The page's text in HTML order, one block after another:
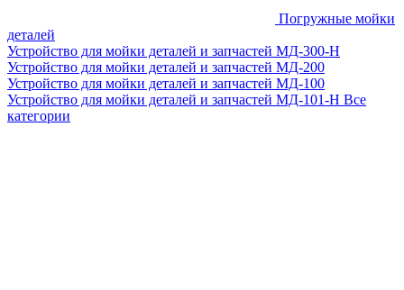
Погружные мойки
деталей
Устройство для мойки деталей и запчастей МД-300-H
Устройство для мойки деталей и запчастей МД-200
Устройство для мойки деталей и запчастей МД-100
Устройство для мойки деталей и запчастей МД-101-Н Все
категории